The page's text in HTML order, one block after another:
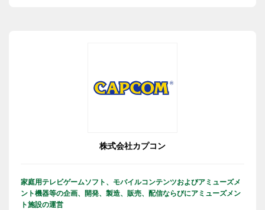
株式会社カプコン
家庭用テレビゲームソフト、モバイルコンテンツおよびアミューズメ
ント機器等の企画、開発、製造、販売、配信ならびにアミューズメン
ト施設の運営